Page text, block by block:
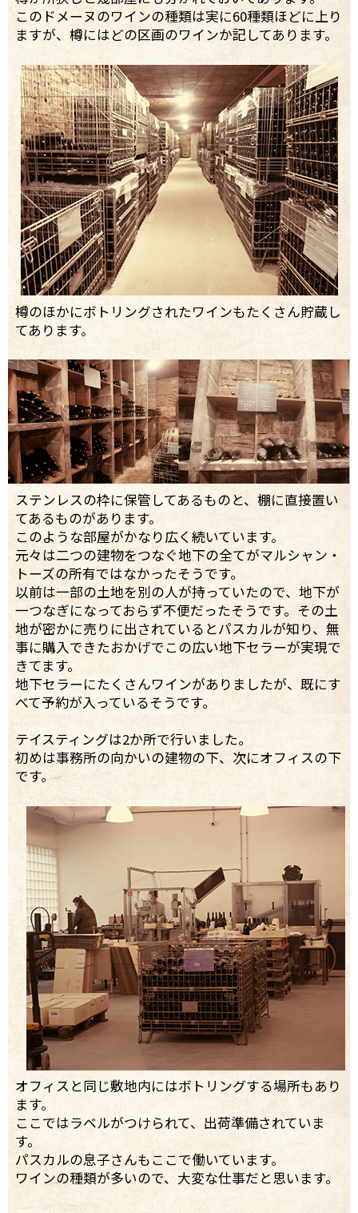
このドメーヌのワインの種類は実に60種類ほどに上り
ますが、樽にはどの区画のワインか記してあります。
樽のほかにボトリングされたワインもたくさん貯蔵し
てあります。
ステンレスの枠に保管してあるものと、棚に直接置い
てあるものがあります。
このような部屋がかなり広く続いています。
元々は二つの建物をつなぐ地下の全てがマルシャン・
トーズの所有ではなかったそうです。
以前は一部の土地を別の人が持っていたので、地下が
一つなぎになっておらず不便だったそうです。その土
地が密かに売りに出されているとパスカルが知り、無
事に購入できたおかげでこの広い地下セラーが実現で
きてます。
地下セラーにたくさんワインがありましたが、既にす
べて予約が入っているそうです。
テイスティングは2か所で行いました。
初めは事務所の向かいの建物の下、次にオフィスの下
です。
オフィスと同じ敷地内にはボトリングする場所もあり
ます。
ここではラベルがつけられて、出荷準備されていま
す。
パスカルの息子さんもここで働いています。
ワインの種類が多いので、大変な仕事だと思います。